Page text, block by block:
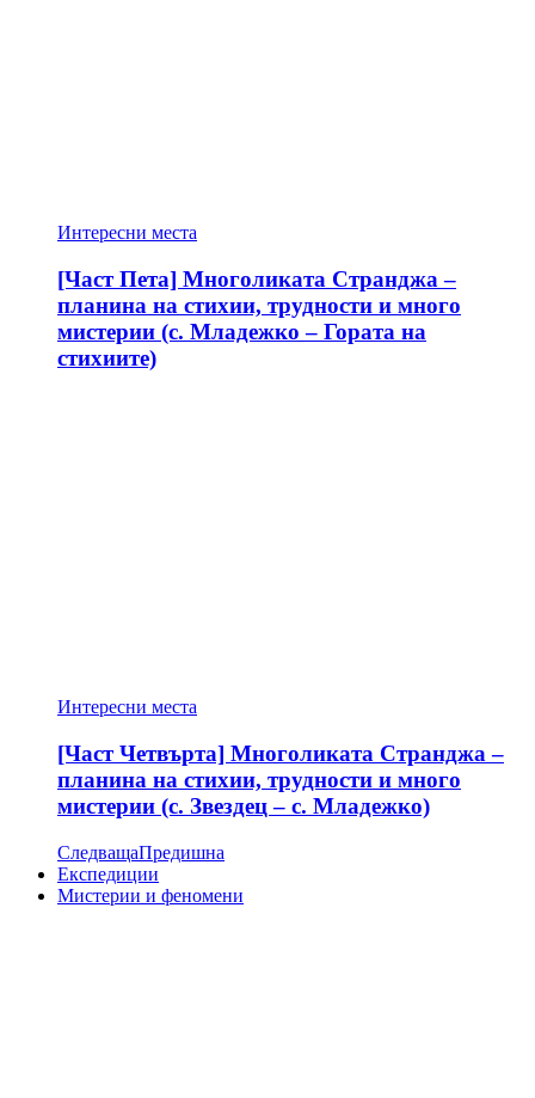
Интересни места
[Част Пета] Многоликата Странджа –
планина на стихии, трудности и много
мистерии (с. Младежко – Гората на
стихиите)
Интересни места
[Част Четвърта] Многоликата Странджа –
планина на стихии, трудности и много
мистерии (с. Звездец – с. Младежко)
СледващаПредишна
Експедиции
Мистерии и феномени